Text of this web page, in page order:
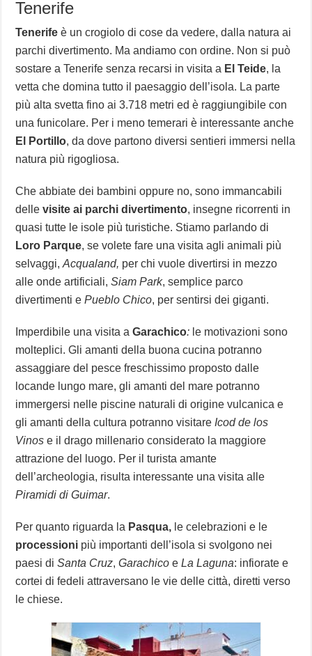
Tenerife
Tenerife è un crogiolo di cose da vedere, dalla natura ai
parchi divertimento. Ma andiamo con ordine. Non si può
sostare a Tenerife senza recarsi in visita a El Teide, la
vetta che domina tutto il paesaggio dell’isola. La parte
più alta svetta fino ai 3.718 metri ed è raggiungibile con
una funicolare. Per i meno temerari è interessante anche
El Portillo, da dove partono diversi sentieri immersi nella
natura più rigogliosa.
Che abbiate dei bambini oppure no, sono immancabili
dellevisite ai parchi divertimento, insegne ricorrenti in
quasi tutte le isole più turistiche. Stiamo parlando di
Loro Parque, se volete fare una visita agli animali più
selvaggi,Acqualand, per chi vuole divertirsi in mezzo
alle onde artificiali,Siam Park, semplice parco
divertimenti ePueblo Chico, per sentirsi dei giganti.
Imperdibile una visita aGarachico: le motivazioni sono
molteplici. Gli amanti della buona cucina potranno
assaggiare del pesce freschissimo proposto dalle
locande lungo mare, gli amanti del mare potranno
immergersi nelle piscine naturali di origine vulcanica e
gli amanti della cultura potranno visitare Icod de los
Vinos e il drago millenario considerato la maggiore
attrazione del luogo. Per il turista amante
dell’archeologia, risulta interessante una visita alle
Piramidi di Guimar.
Per quanto riguarda la Pasqua, le celebrazioni e le
processioni più importanti dell’isola si svolgono nei
paesi diSanta Cruz,Garachico eLa Laguna: infiorate e
cortei di fedeli attraversano le vie delle città, diretti verso
le chiese.